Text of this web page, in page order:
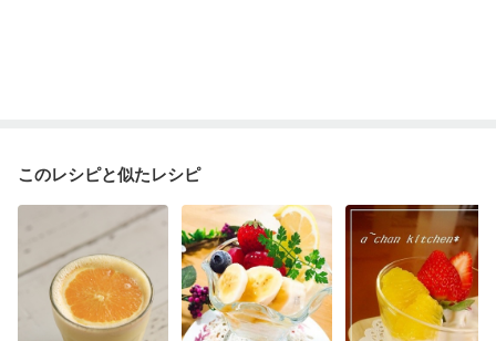
このレシピと似たレシピ